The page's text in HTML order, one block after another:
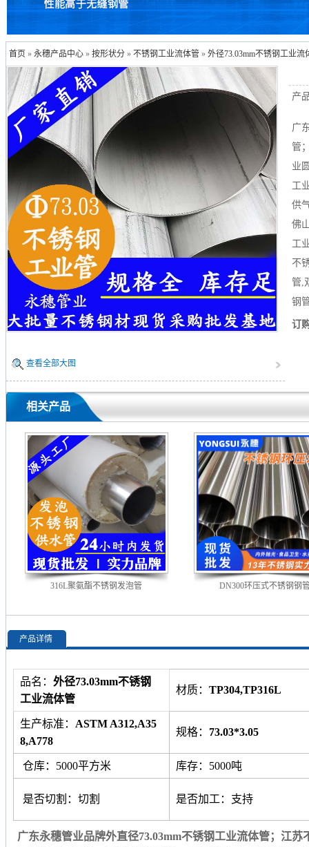
首页 »永穗产品中心 »按形状分 »不锈钢工业流体管 »外径73.03mm不锈钢工业流
查看全部大图
产
广
管
业
工
供
佛
工
不
管,
钢
订
相关产品
316L聚氨酯不锈钢发泡管 DN300环压式不锈钢钢
产品详情
品名：外径73.03mm不锈钢
工业流体管
材质：TP304,TP316L
生产标准： ASTM A312,A35
8,A778
规格： 73.03*3.05
仓库：5000平方米 库存：5000吨
是否切割：切割 是否加工：支持
广东永穗管业品牌外直径73.03mm不锈钢工业流体管；江